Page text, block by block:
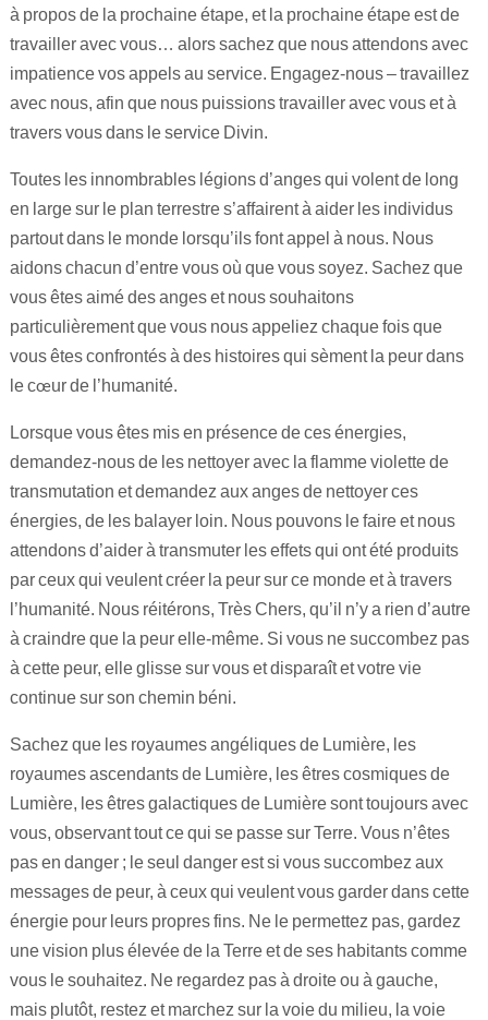
à propos de la prochaine étape, et la prochaine étape est de
travailler avec vous… alors sachez que nous attendons avec
impatience vos appels au service. Engagez-nous – travaillez
avec nous, afin que nous puissions travailler avec vous et à
travers vous dans le service Divin.
Toutes les innombrables légions d’anges qui volent de long
en large sur le plan terrestre s’affairent à aider les individus
partout dans le monde lorsqu’ils font appel à nous. Nous
aidons chacun d’entre vous où que vous soyez. Sachez que
vous êtes aimé des anges et nous souhaitons
particulièrement que vous nous appeliez chaque fois que
vous êtes confrontés à des histoires qui sèment la peur dans
le cœur de l’humanité.
Lorsque vous êtes mis en présence de ces énergies,
demandez-nous de les nettoyer avec la flamme violette de
transmutation et demandez aux anges de nettoyer ces
énergies, de les balayer loin. Nous pouvons le faire et nous
attendons d’aider à transmuter les effets qui ont été produits
par ceux qui veulent créer la peur sur ce monde et à travers
l’humanité. Nous réitérons, Très Chers, qu’il n’y a rien d’autre
à craindre que la peur elle-même. Si vous ne succombez pas
à cette peur, elle glisse sur vous et disparaît et votre vie
continue sur son chemin béni.
Sachez que les royaumes angéliques de Lumière, les
royaumes ascendants de Lumière, les êtres cosmiques de
Lumière, les êtres galactiques de Lumière sont toujours avec
vous, observant tout ce qui se passe sur Terre. Vous n’êtes
pas en danger ; le seul danger est si vous succombez aux
messages de peur, à ceux qui veulent vous garder dans cette
énergie pour leurs propres fins. Ne le permettez pas, gardez
une vision plus élevée de la Terre et de ses habitants comme
vous le souhaitez. Ne regardez pas à droite ou à gauche,
mais plutôt, restez et marchez sur la voie du milieu, la voie